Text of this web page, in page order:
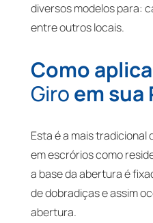
diversos modelos para:
entre outros locais.
Como
Giroem sua
Esta é a mais
em escrórios como
a base da abertura é
de dobradiças e assim
abertura.